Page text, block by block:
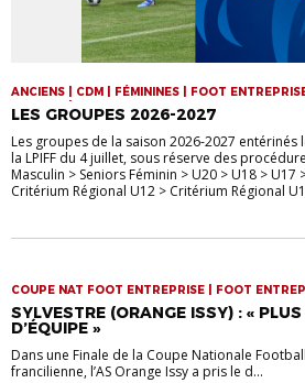
ANCIENS | CDM | FÉMININES | FOOT
SENIORS | VIE DE LA LIGUE
LES GROUPES 2026-2027
Les groupes de la saison 2026-2027
la LPIFF du 4 juillet, sous réserve des
Masculin > Seniors Féminin > U20 > U18 > U17
Critérium Régional U12 > Critérium Régional
COUPE NAT FOOT ENTREPRISE | FOOT
SYLVESTRE (ORANGE ISSY) : «
D’ÉQUIPE »
Dans une Finale de la Coupe Nationale
francilienne, l’AS Orange Issy a pris le d...